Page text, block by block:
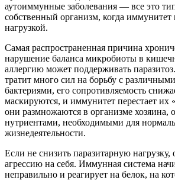
аутоиммунные заболевания — все это
собственный организм, когда иммунитет
нагрузкой.
Самая распространенная причина
нарушение баланса микробиоты в
аллергию может поддерживать
тратит много сил на борьбу с
бактериями, его сопротивляемость
маскируются, и иммунитет перестает их
они размножаются в организме хозяина,
нутриентами, необходимыми для
жизнедеятельности.
Если не снизить паразитарную нагрузку,
агрессию на себя. Иммунная система
неправильно и реагирует на белок, на